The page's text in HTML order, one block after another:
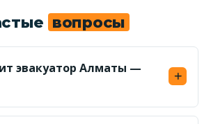
вопросы
эвакуатор Алматы —
(~40 км) в обе